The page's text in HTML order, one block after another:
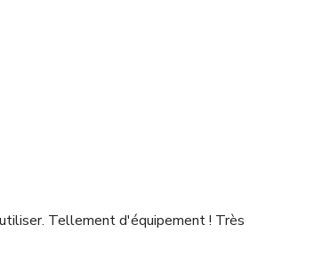
Tellement d'équipement ! Très